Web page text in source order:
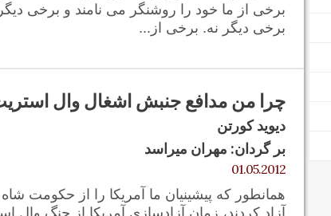
برخی از ما خود را روشنگر می نامند و برخی
برخی دیگر نه. برخی از...
چرا من مدافع جنبش اشغال وال
دیوید کورتن
بر گردان: مهران میراسد
01.05.2012
همانطور که پیشینیان ما آمریکا را از حکومت
آزاد کردند، زمان آزادسازی آمریکا از چنگ